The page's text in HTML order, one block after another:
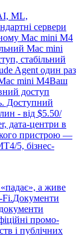
ML,
сервери
Mac mini M4
Mac mini
стабільний
Agent один раз
mini M4Ваш
доступ
Доступний
- від $5.50/
дата-центри в
пристрою —
5, бізнес-
а живе
Fi.Документи
промо-
і публічних